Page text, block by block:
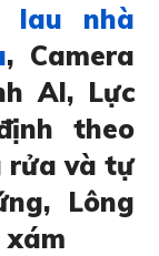
lau nhà
, Camera
AI, Lực
theo
rửa và tự
Lông
xám